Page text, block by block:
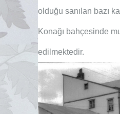
olduğu sanılan bazı
Konağı bahçesinde
edilmektedir.